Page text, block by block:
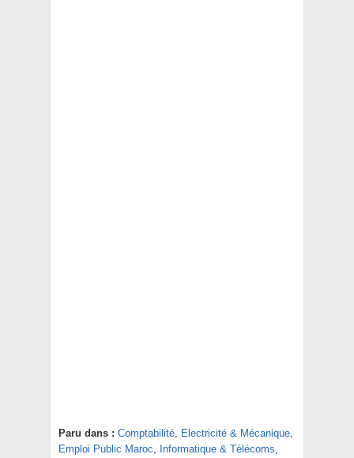
Paru dans : Comptabilité, Electricité & Mécanique,
Emploi Public Maroc, Informatique & Télécoms,